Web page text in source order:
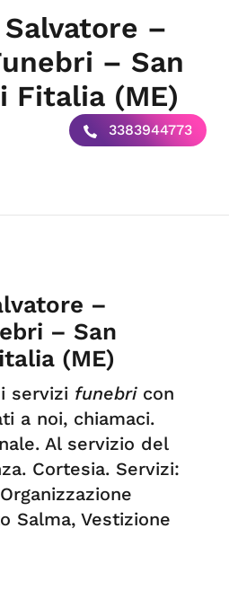
–
– San
Fitalia (ME)
3383944773
–
– San
(ME)
servizi funebricon
a noi, chiamaci.
Al servizio del
Cortesia. Servizi:
Salma, Vestizione